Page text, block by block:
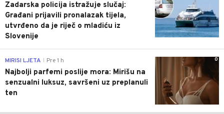
Zadarska policija istražuje slučaj:
Građani prijavili pronalazak tijela,
utvrđeno da je riječ o mladiću iz
Slovenije
0
MIRISI LJETA Pre 1 h
Najbolji parfemi poslije mora: Mirišu na
senzualni luksuz, savršeni uz preplanuli
ten